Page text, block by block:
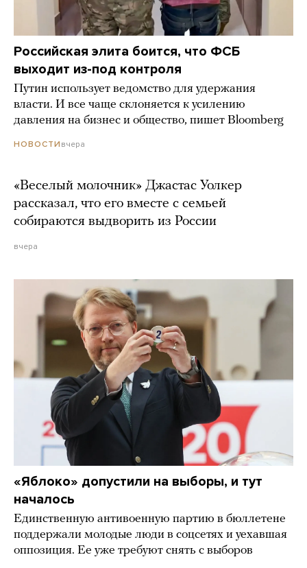
Российская элита боится, что ФСБ
выходит из-под контроля
Путин использует ведомство для удержания
власти. И все чаще склоняется к усилению
давления на бизнес и общество, пишет Bloomberg
НОВОСТИ вчера
«Веселый молочник» Джастас Уолкер
рассказал, что его вместе с семьей
собираются выдворить из России
вчера
«Яблоко» допустили на выборы, и тут
началось
Единственную антивоенную партию в бюллетене
поддержали молодые люди в соцсетях и уехавшая
оппозиция. Ее уже требуют снять с выборов